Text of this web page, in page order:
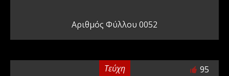
Αριθμός Φύλλου 0052
Τεύχη 95